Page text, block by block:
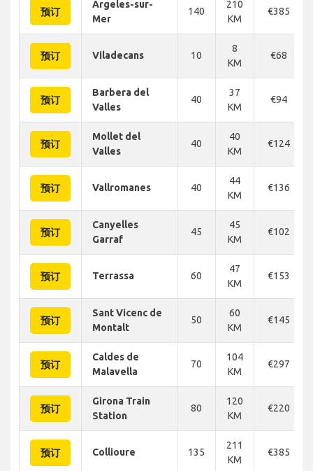
预订
Argeles-sur-
Mer
140
210
KM
€385
预订 Viladecans 10
8
KM
€68
预订
Barbera del
Valles
40
37
KM
€94
预订
Mollet del
Valles
40
40
KM
€124
预订 Vallromanes 40
44
KM
€136
预订
Canyelles
Garraf
45
45
KM
€102
预订 Terrassa 60
47
KM
€153
预订
Sant Vicenc de
Montalt
50
60
KM
€145
预订
Caldes de
Malavella
70
104
KM
€297
预订
Girona Train
Station
80
120
KM
€220
预订 Collioure 135
211
KM
€385